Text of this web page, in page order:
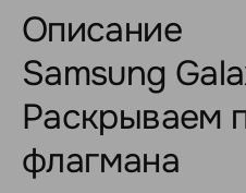
Описание
Samsung
Раскрываем
флагмана